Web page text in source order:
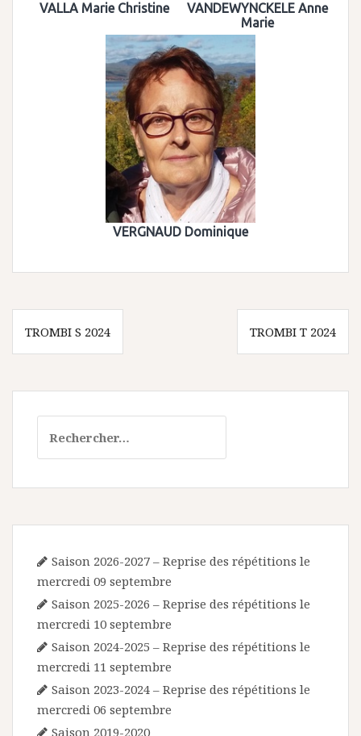
VALLA Marie Christine
VANDEWYNCKELE Anne
Marie
VERGNAUD Dominique
Navigation
de
TROMBI S 2024 TROMBI T 2024
Saison 2026-2027 – Reprise des répétitions le
mercredi 09 septembre
Saison 2025-2026 – Reprise des répétitions le
mercredi 10 septembre
Saison 2024-2025 – Reprise des répétitions le
mercredi 11 septembre
Saison 2023-2024 – Reprise des répétitions le
mercredi 06 septembre
Saison 2019-2020